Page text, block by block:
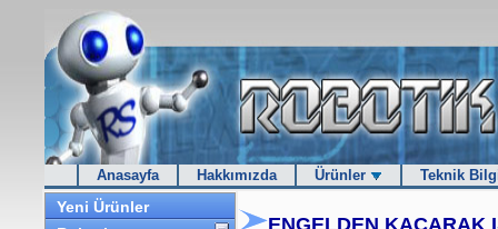
Anasayfa Hakkımızda Ürünler Teknik
Yeni Ürünler
ENGELDEN KAÇARAK